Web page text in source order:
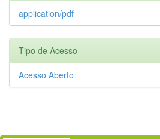
application/pdf
Tipo de Acesso
Acesso Aberto